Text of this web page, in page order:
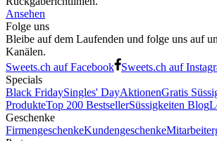
Ansehen
Folge uns
Bleibe auf dem Laufenden und folge uns auf
Kanälen.
Sweets.ch auf Facebook
Sweets.ch auf
Specials
Black FridaySingles' DayAktionenGratis
ProdukteTop 200 BestsellerSüssigkeiten Blog
Geschenke
FirmengeschenkeKundengeschenke